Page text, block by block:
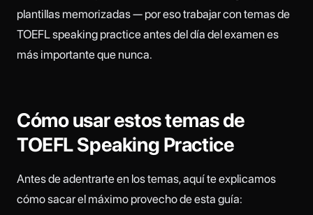
plantillas memorizadas — por eso trabajar con temas de
TOEFL speaking practice antes del día del examen es
más importante que nunca.
Cómo usar estos temas de
TOEFL Speaking Practice
Antes de adentrarte en los temas, aquí te explicamos
cómo sacar el máximo provecho de esta guía: